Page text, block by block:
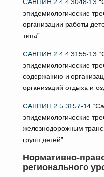
САНПИН 2.4.4.3048-13
эпидемиологические
организации работы
типа”
САНПИН 2.4.4.3155-13
эпидемиологические
содержанию и
организаций отдыха и
САНПИН 2.5.3157-14
эпидемиологические
железнодорожным
групп детей”
Нормативно-
регионального